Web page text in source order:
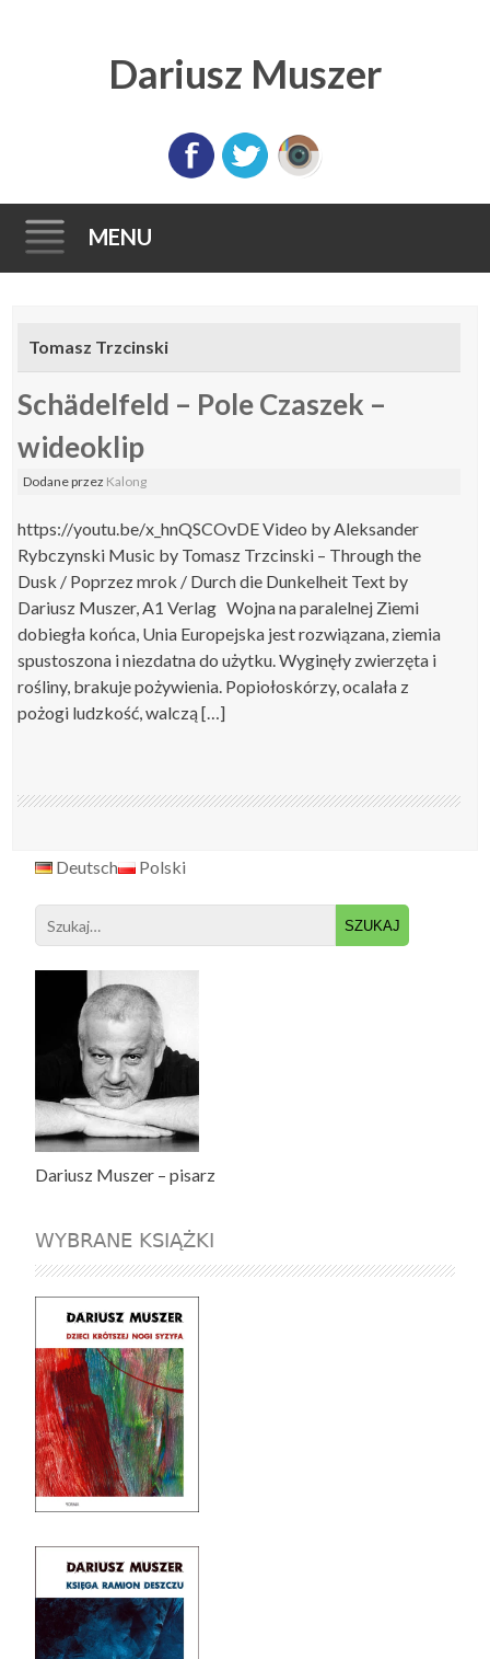
Dariusz Muszer
MENU
content
Tomasz Trzcinski
Schädelfeld – Pole Czaszek –
wideoklip
Dodaneprzez Kalong
https://youtu.be/x_hnQSCOvDE Video by Aleksander
Rybczynski Music by Tomasz Trzcinski – Through the
Dusk / Poprzez mrok / Durch die Dunkelheit Text by
Dariusz Muszer, A1 Verlag Wojna na paralelnej Ziemi
dobiegła końca, Unia Europejska jest rozwiązana, ziemia
spustoszona i niezdatna do użytku. Wyginęły zwierzęta i
rośliny, brakuje pożywienia. Popiołoskórzy, ocalała z
pożogi ludzkość, walczą […]
Deutsch Polski
Search
for:
Dariusz Muszer – pisarz
WYBRANE KSIĄŻKI